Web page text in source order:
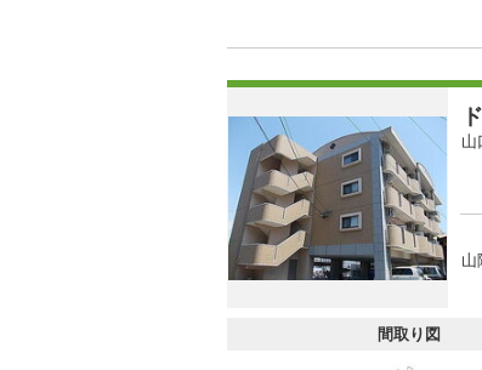
山
山
間取り図